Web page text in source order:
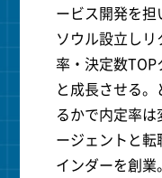
ービス開発を
ソウル設立し
率・決定数
と成長させる
るかで内定率
ージェントと
インダーを創業。